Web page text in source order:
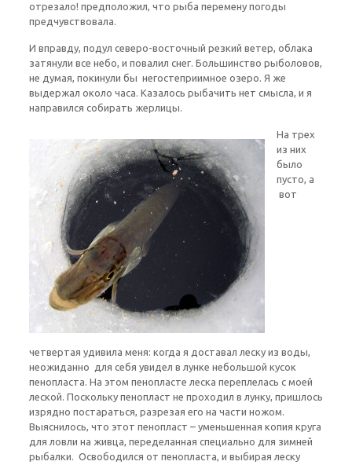
отрезало! предположил, что рыба перемену погоды
предчувствовала.
И вправду, подул северо-восточный резкий ветер, облака
затянули все небо, и повалил снег. Большинство рыболовов,
не думая, покинули бы негостеприимное озеро. Я же
выдержал около часа. Казалось рыбачить нет смысла, и я
направился собирать жерлицы.
На трех
из них
было
пусто, а
вот
четвертая удивила меня: когда я доставал леску из воды,
неожиданно для себя увидел в лунке небольшой кусок
пенопласта. На этом пенопласте леска переплелась с моей
леской. Поскольку пенопласт не проходил в лунку, пришлось
изрядно постараться, разрезая его на части ножом.
Выяснилось, что этот пенопласт – уменьшенная копия круга
для ловли на живца, переделанная специально для зимней
рыбалки. Освободился от пенопласта, и выбирая леску